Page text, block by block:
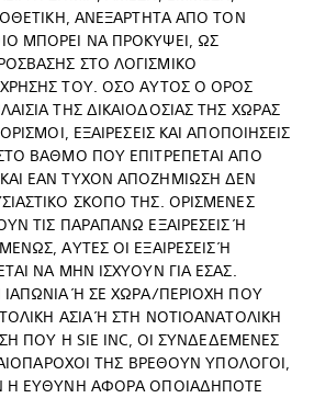
ΑΝΕΞΑΡΤΗΤΑ ΑΠΟ ΤΟΝ
ΜΠΟΡΕΙ ΝΑ ΠΡΟΚΥΨΕΙ, ΩΣ
ΣΤΟ ΛΟΓΙΣΜΙΚΟ
ΤΟΥ. ΟΣΟ ΑΥΤΟΣ Ο ΟΡΟΣ
ΤΗΣ ΔΙΚΑΙΟΔΟΣΙΑΣ ΤΗΣ ΧΩΡΑΣ
ΕΞΑΙΡΕΣΕΙΣ ΚΑΙ ΑΠΟΠΟΙΗΣΕΙΣ
ΒΑΘΜΟ ΠΟΥ ΕΠΙΤΡΕΠΕΤΑΙ ΑΠΟ
ΕΑΝ ΤΥΧΟΝ ΑΠΟΖΗΜΙΩΣΗ ΔΕΝ
ΣΚΟΠΟ ΤΗΣ. ΟΡΙΣΜΕΝΕΣ
ΤΙΣ ΠΑΡΑΠΑΝΩ ΕΞΑΙΡΕΣΕΙΣ Ή
ΑΥΤΕΣ ΟΙ ΕΞΑΙΡΕΣΕΙΣ Ή
ΝΑ ΜΗΝ ΙΣΧΥΟΥΝ ΓΙΑ ΕΣΑΣ.
Ή ΣΕ ΧΩΡΑ/ΠΕΡΙΟΧΗ ΠΟΥ
ΑΣΙΑ Ή ΣΤΗ ΝΟΤΙΟΑΝΑΤΟΛΙΚΗ
ΠΟΥ Η SIE INC, ΟΙ ΣΥΝΔΕΔΕΜΕΝΕΣ
ΤΗΣ ΒΡΕΘΟΥΝ ΥΠΟΛΟΓΟΙ,
Η ΕΥΘΥΝΗ ΑΦΟΡΑ ΟΠΟΙΑΔΗΠΟΤΕ